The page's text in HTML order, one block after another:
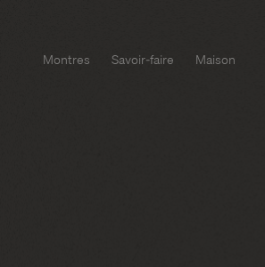
Montres Savoir-faire Maison